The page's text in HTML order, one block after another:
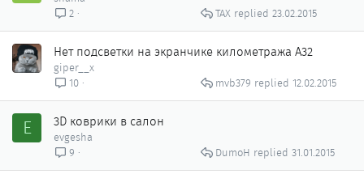
р
2
23.02.2015
ТАХ
Нет подсветки на экранчике километража А32
giper__x
10
12.02.2015
mvb379
E 3D коврики в салон
evgesha
9
31.01.2015
DumoH